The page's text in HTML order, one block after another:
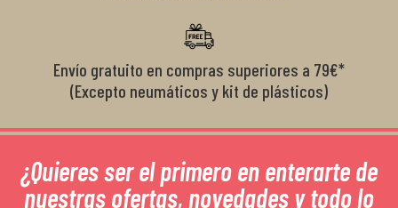
Envío gratuito en compras superiores a 79€*
(Excepto neumáticos y kit de plásticos)
¿Quieres ser el primero en enterarte de
nuestras ofertas, novedades y todo lo